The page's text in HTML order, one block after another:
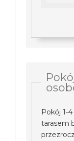
Pokój 1-
tarasem